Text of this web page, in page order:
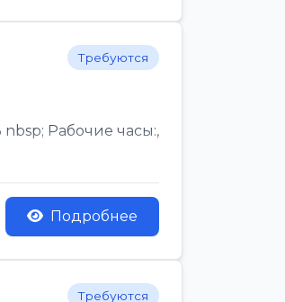
Требуются
Рабочие часы:,
Подробнее
Требуются